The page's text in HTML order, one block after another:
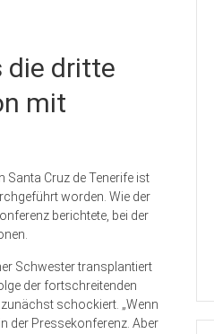
die dritte
mit
Santa Cruz de Tenerife ist
worden. Wie der
berichtete, bei der
Schwester transplantiert
der fortschreitenden
schockiert. „Wenn
der Pressekonferenz. Aber